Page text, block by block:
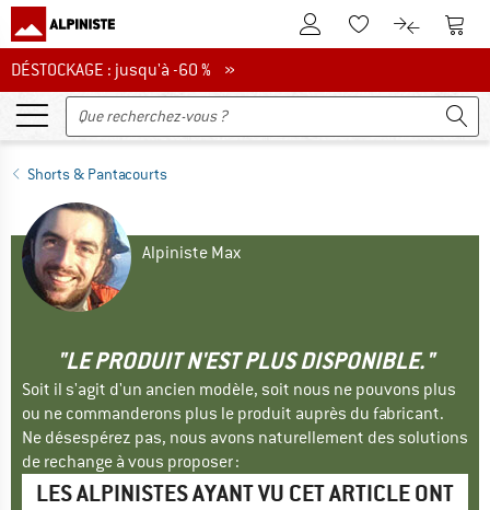
Vers le compte client
Vers la liste
Vers le
DÉSTOCKAGE : jusqu'à -60 %
DÉSTOCKAGE : jusqu'à -60 % »
Shorts & Pantacourts
Alpiniste Max
"LE PRODUIT N'EST PLUS DISPONIBLE."
Soit il s'agit d'un ancien modèle, soit nous ne pouvons plus
ou ne commanderons plus le produit auprès du fabricant.
Ne désespérez pas, nous avons naturellement des solutions
de rechange à vous proposer :
LES ALPINISTES AYANT VU CET ARTICLE ONT